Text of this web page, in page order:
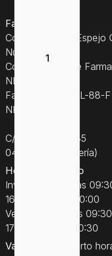
Farmacia Espejo
Colegiado Jose Espejo
Núm. Coleg. 507
Colegio Oficial de
NIF: 27242135S
Farmacia Núm. AL-88-F
NICA: 18864
C/Natalio Rivas 35
04770 Adra (Almería)
Horario ordinario
Invierno: desde las
16:30 hasta las 20:00
Verano: desde las
17:00 hasta las 20:30
Vacaciones
: Abierto